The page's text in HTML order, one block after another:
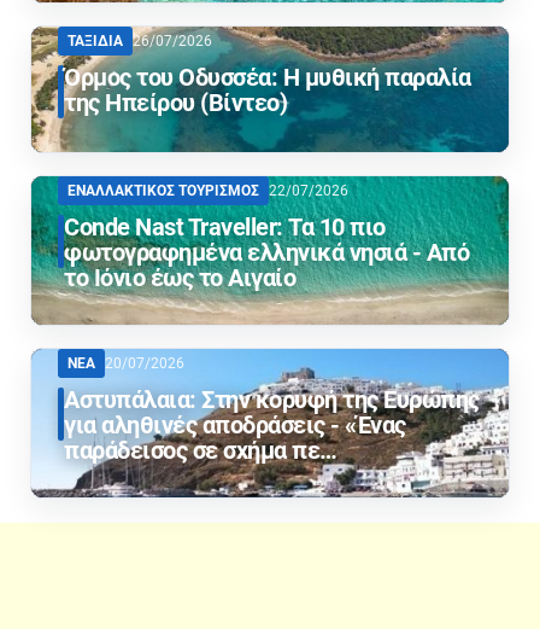
ΤΑΞΙΔΙΑ 26/07/2026
Όρμος του Οδυσσέα: Η μυθική παραλία
της Ηπείρου (Βίντεο)
ΕΝΑΛΛΑΚΤΙΚΟΣ ΤΟΥΡΙΣΜΟΣ 22/07/2026
Conde Nast Traveller: Τα 10 πιο
φωτογραφημένα ελληνικά νησιά - Από
το Ιόνιο έως το Αιγαίο
ΝΕΑ 20/07/2026
Αστυπάλαια: Στην κορυφή της Ευρώπης
για αληθινές αποδράσεις - «Ένας
παράδεισος σε σχήμα πε…